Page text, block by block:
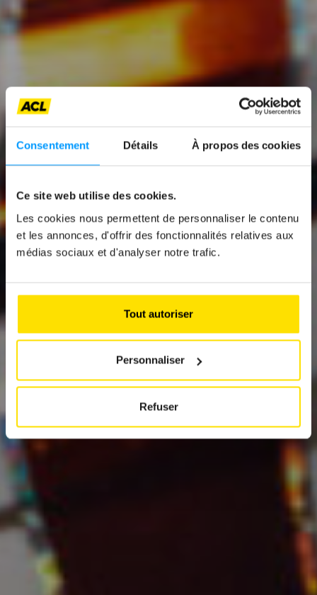
Consentement Détails À propos des cookies
Ce site web utilise des cookies.
Les cookies nous permettent de personnaliser le contenu
et les annonces, d'offrir des fonctionnalités relatives aux
médias sociaux et d'analyser notre trafic.
Tout autoriser
Personnaliser
Refuser
News
FROM THE KART
TRACK TO THE RACE
Focus sur Dylan Pereira